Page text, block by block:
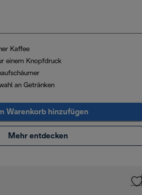
Kaffee
einem Knopfdruck
an Getränken
Warenkorb hinzufügen
Mehr entdecken